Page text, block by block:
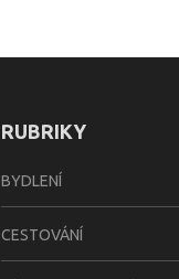
RUBRIKY
BYDLENÍ
CESTOVÁNÍ